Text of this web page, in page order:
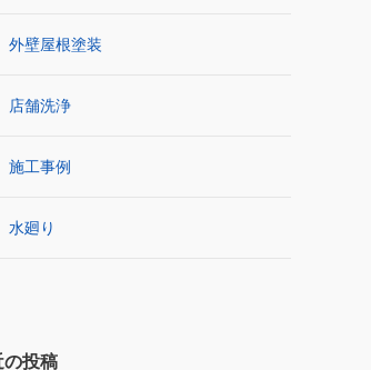
外壁屋根塗装
店舗洗浄
施工事例
水廻り
の投稿